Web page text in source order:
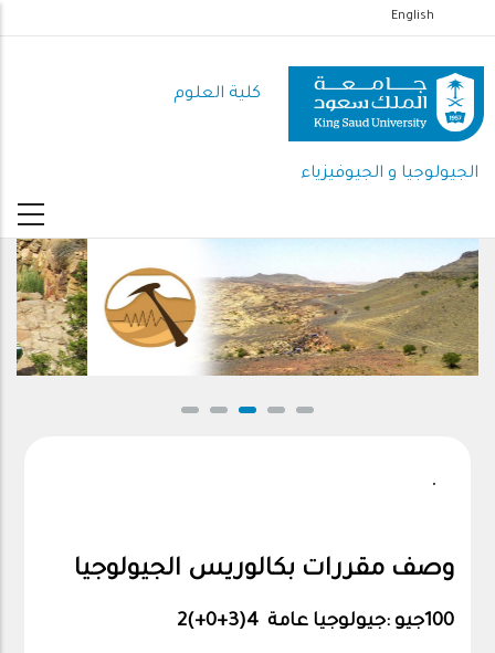
إلى
المحتوى
الرئيسي
English
كلية العلوم
الجيولوجيا و الجيوفيزياء
.
وصف مقررات بكالوريس الجيولوجيا
100جيو :جيولوجيا عامة 4(3+0+ 2(